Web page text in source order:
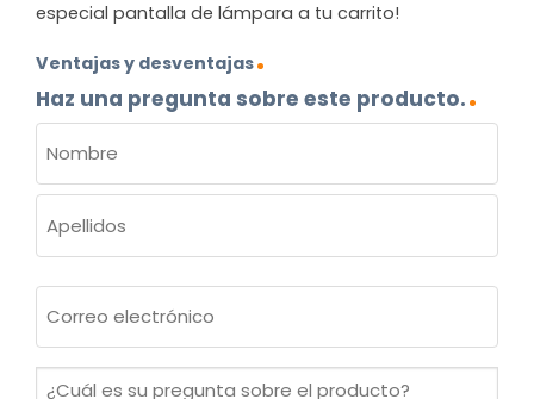
especial pantalla de lámpara a tu carrito!
Ventajas y desventajas
Haz una pregunta sobre este producto.
(OBLIGATORIO)
Nombre
electrónico
¿Cuál